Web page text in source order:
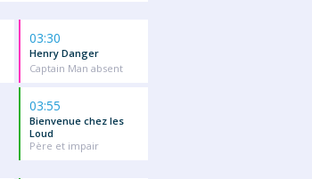
03:30
Henry Danger
Captain Man absent
03:55
Bienvenue chez les
Loud
Père et impair